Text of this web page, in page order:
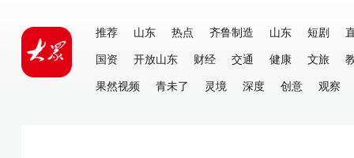
推荐 山东 热点 齐鲁制造 山东 短剧
国资
开放山东 财经 交通 健康 文旅
果然视频
青未了 灵境 深度 创意 观察